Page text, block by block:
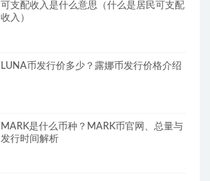
可支配收入是什么意思（什么是居民可支配
收入）
LUNA币发行价多少？露娜币发行价格介绍
MARK是什么币种？MARK币官网、总量与
发行时间解析